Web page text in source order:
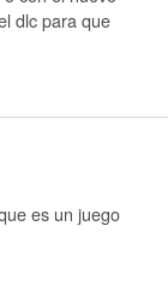
dlc para que
es un juego